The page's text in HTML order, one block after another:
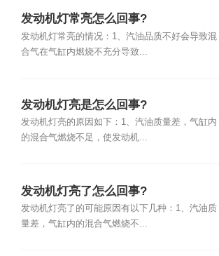
发动机灯常亮怎么回事?
发动机灯常亮的情况：1、汽油品质不好会导致混
合气在气缸内燃烧不充分导致...
发动机灯亮是怎么回事?
发动机灯亮的原因如下：1、汽油质量差，气缸内
的混合气燃烧不足，使发动机...
发动机灯亮了怎么回事?
发动机灯亮了的可能原因有以下几种：1、汽油质
量差，气缸内的混合气燃烧不...